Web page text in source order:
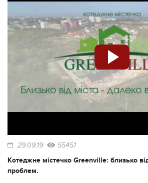
29.09.19 55451
Котеджне містечко Greenville: близько
проблем.